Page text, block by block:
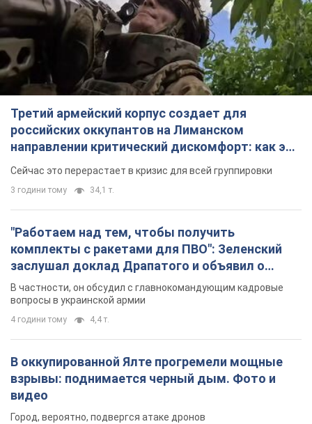
направлении критический дискомфорт: как это
удалось
Сейчас это перерастает в кризис для всей группировки
3 години тому 34,1 т.
"Работаем над тем, чтобы получить
комплекты с ракетами для ПВО": Зеленский
заслушал доклад Драпатого и объявил о
новых мерах
В частности, он обсудил с главнокомандующим кадровые
В оккупированной Ялте прогремели мощные
взрывы: поднимается черный дым. Фото и
видео
6 годин тому 7,2 т.